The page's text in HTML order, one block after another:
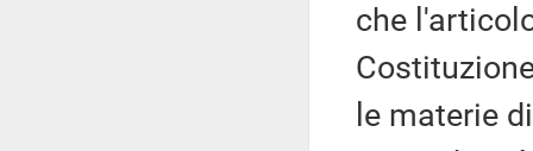
che
le materie